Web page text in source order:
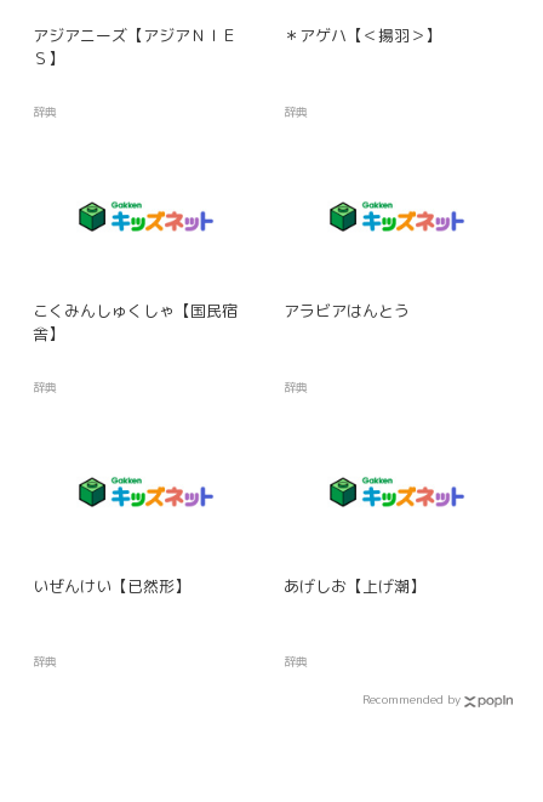
アジアニーズ【アジアＮＩＥ
Ｓ】
辞典
＊アゲハ【＜揚羽＞】
辞典
こくみんしゅくしゃ【国民宿
舎】
辞典
アラビアはんとう
辞典
いぜんけい【已然形】
辞典
あげしお【上げ潮】
辞典
Recommended by